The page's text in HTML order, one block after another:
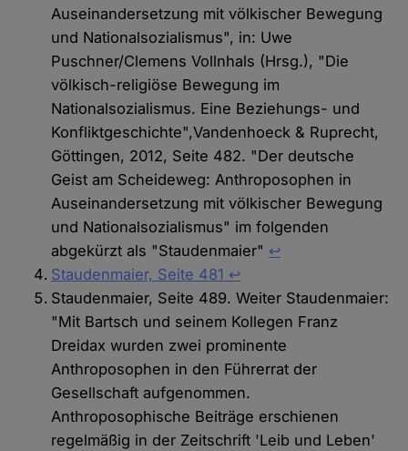
Auseinandersetzung mit völkischer Bewegung
und Nationalsozialismus", in: Uwe
Puschner/Clemens Vollnhals (Hrsg.), "Die
völkisch-religiöse Bewegung im
Nationalsozialismus. Eine Beziehungs- und
Konfliktgeschichte",Vandenhoeck & Ruprecht,
Göttingen, 2012, Seite 482. "Der deutsche
Geist am Scheideweg: Anthroposophen in
Auseinandersetzung mit völkischer Bewegung
und Nationalsozialismus" im folgenden
abgekürzt als "Staudenmaier" ↩
Staudenmaier, Seite 481 ↩︎
Staudenmaier, Seite 489. Weiter Staudenmaier:
"Mit Bartsch und seinem Kollegen Franz
Dreidax wurden zwei prominente
Anthroposophen in den Führerrat der
Gesellschaft aufgenommen.
Anthroposophische Beiträge erschienen
regelmäßig in der Zeitschrift 'Leib und Leben'